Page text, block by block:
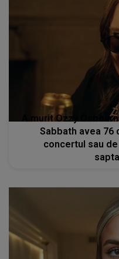
A murit Ozzy
Sabbath avea 76
concertul sau